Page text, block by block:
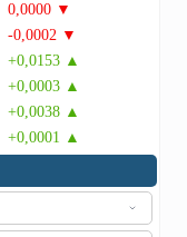
0,0000 ▼
-0,0002 ▼
+0,0153 ▲
+0,0003 ▲
+0,0038 ▲
+0,0001 ▲